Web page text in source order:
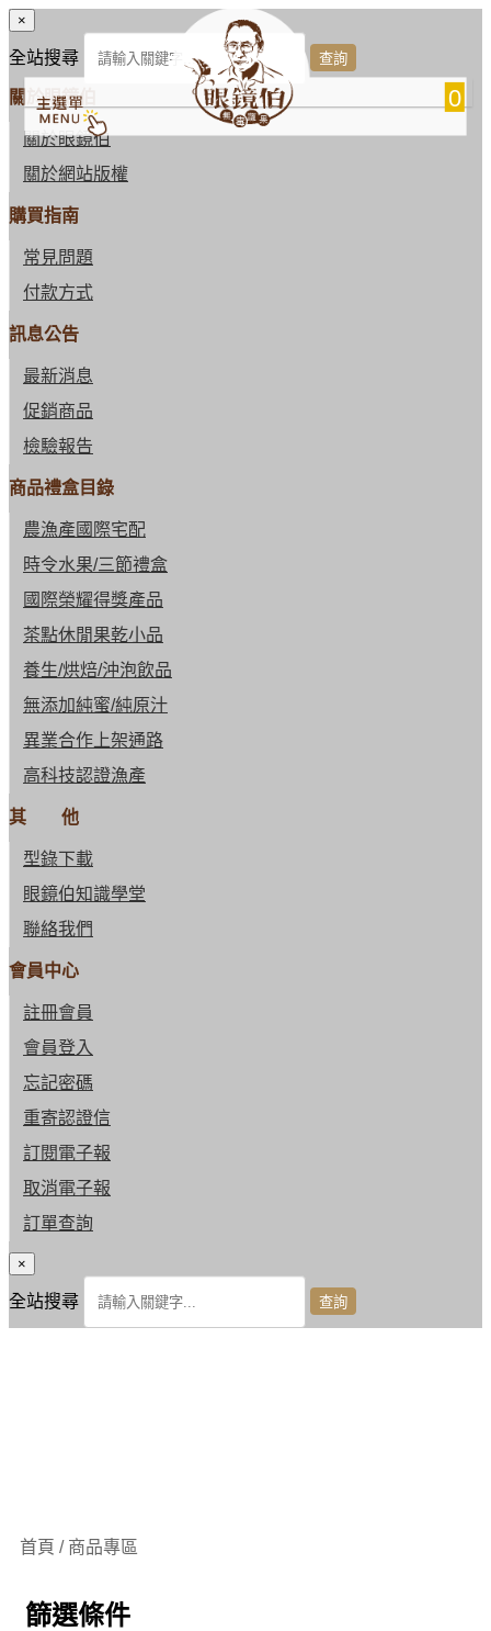
0
×
全站搜尋
關於眼鏡伯
關於眼鏡伯
關於網站版權
購買指南
常見問題
付款方式
訊息公告
最新消息
促銷商品
檢驗報告
商品禮盒目錄
農漁產國際宅配
時令水果/三節禮盒
國際榮耀得獎產品
茶點休閒果乾小品
養生/烘焙/沖泡飲品
無添加純蜜/純原汁
異業合作上架通路
高科技認證漁產
其 他
型錄下載
眼鏡伯知識學堂
聯絡我們
會員中心
註冊會員
會員登入
忘記密碼
重寄認證信
訂閱電子報
取消電子報
訂單查詢
×
全站搜尋
首頁 / 商品專區
篩選條件